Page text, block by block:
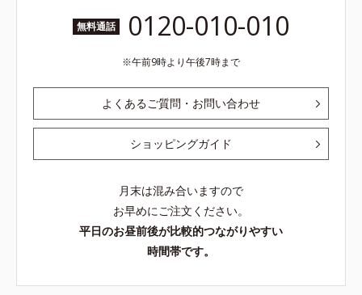
無料通話 0120-010-010
午前9時より午後7時まで
よくあるご質問・お問い合わせ
ショッピングガイド
月末は混み合いますので
お早めにご注文ください。
平日のお昼前後が比較的つながりやすい
時間帯です。